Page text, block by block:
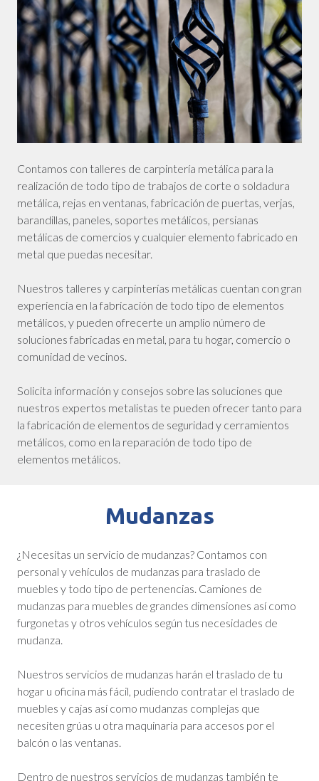
Contamos con talleres de carpintería metálica para la
realización de todo tipo de trabajos de corte o soldadura
metálica, rejas en ventanas, fabricación de puertas, verjas,
barandillas, paneles, soportes metálicos, persianas
metálicas de comercios y cualquier elemento fabricado en
metal que puedas necesitar.
Nuestros talleres y carpinterías metálicas cuentan con gran
experiencia en la fabricación de todo tipo de elementos
metálicos, y pueden ofrecerte un amplio número de
soluciones fabricadas en metal, para tu hogar, comercio o
comunidad de vecinos.
Solicita información y consejos sobre las soluciones que
nuestros expertos metalistas te pueden ofrecer tanto para
la fabricación de elementos de seguridad y cerramientos
metálicos, como en la reparación de todo tipo de
elementos metálicos.
Mudanzas
¿Necesitas un servicio de mudanzas? Contamos con
personal y vehículos de mudanzas para traslado de
muebles y todo tipo de pertenencias. Camiones de
mudanzas para muebles de grandes dimensiones así como
furgonetas y otros vehículos según tus necesidades de
mudanza.
Nuestros servicios de mudanzas harán el traslado de tu
hogar u oficina más fácil, pudiendo contratar el traslado de
muebles y cajas así como mudanzas complejas que
necesiten grúas u otra maquinaria para accesos por el
balcón o las ventanas.
Dentro de nuestros servicios de mudanzas también te